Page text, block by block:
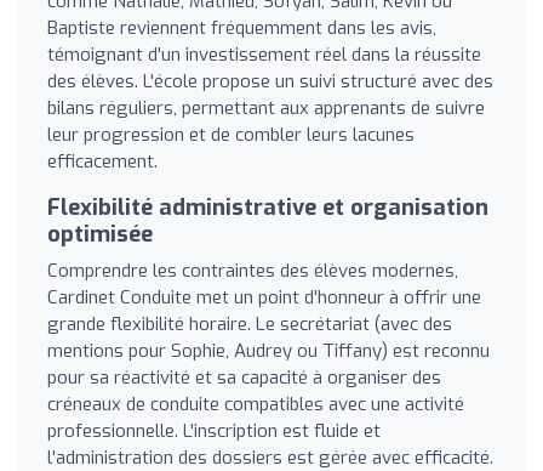
Baptiste reviennent fréquemment dans les avis,
témoignant d'un investissement réel dans la réussite
des élèves. L'école propose un suivi structuré avec des
bilans réguliers, permettant aux apprenants de suivre
leur progression et de combler leurs lacunes
efficacement.
Flexibilité administrative et organisation
optimisée
Comprendre les contraintes des élèves modernes,
Cardinet Conduite met un point d'honneur à offrir une
grande flexibilité horaire. Le secrétariat (avec des
mentions pour Sophie, Audrey ou Tiffany) est reconnu
pour sa réactivité et sa capacité à organiser des
créneaux de conduite compatibles avec une activité
professionnelle. L'inscription est fluide et
l'administration des dossiers est gérée avec efficacité.